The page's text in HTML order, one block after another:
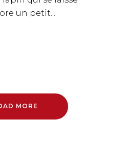
un petit
MORE